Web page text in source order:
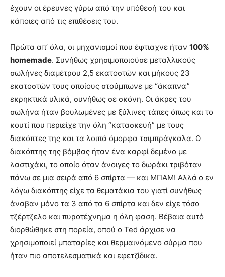
έχουν οι έρευνες γύρω από την υπόθεσή του και
κάποιες από τις επιθέσεις του.
Πρώτα απ’ όλα, οι μηχανισμοί που έφτιαχνε ήταν 100%
homemade. Συνήθως χρησιμοποιούσε μεταλλικούς
σωλήνες διαμέτρου 2,5 εκατοστών και μήκους 23
εκατοστών τους οποίους στούμπωνε με “άκαπνα”
εκρηκτικά υλικά, συνήθως σε σκόνη. Οι άκρες του
σωλήνα ήταν βουλωμένες με ξύλινες τάπες όπως και το
κουτί που περιείχε την όλη “κατασκευή” με τους
διακόπτες της και τα λοιπά όμορφα τσιμπράγκαλα. Ο
διακόπτης της βόμβας ήταν ένα καρφί δεμένο με
λαστιχάκι, το οποίο όταν άνοιγες το δωράκι τριβόταν
πάνω σε μια σειρά από 6 σπίρτα — και ΜΠΑΜ! Αλλά ο εν
λόγω διακόπτης είχε τα θεματάκια του γιατί συνήθως
άναβαν μόνο τα 3 από τα 6 σπίρτα και δεν είχε τόσο
τζέρτζελο και πυροτέχνημα η όλη φαση. Βέβαια αυτό
διορθώθηκε στη πορεία, οπού ο Ted άρχισε να
χρησιμοποιεί μπαταρίες και θερμαινόμενο σύρμα που
ήταν πιο αποτελεσματικά και εφετζίδικα.